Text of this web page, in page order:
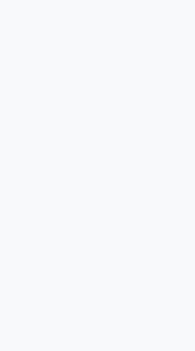
amabilidad y
un
y a la
humaniza. Una
lectura que da
por la vida” y